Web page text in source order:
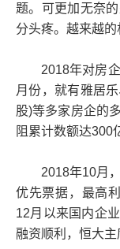
题。可更加无奈
分头疼。越来越的
2018年对房企
月份，就有雅居
股)等多家房企的
阻累计数额达300
2018年10月，
优先票据，最高
12月以来国内企
融资顺利，恒大主